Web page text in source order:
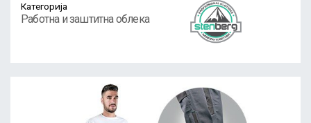
Категорија
Работна и заштитна облека